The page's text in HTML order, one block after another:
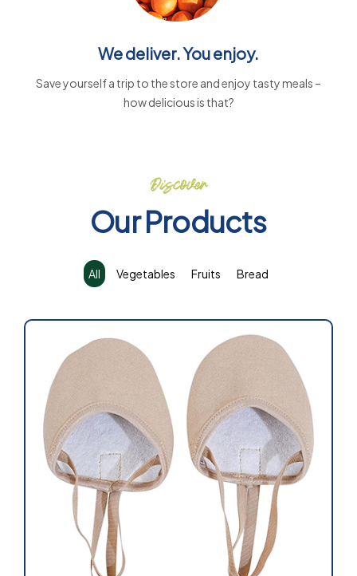
We deliver. You enjoy.
Save yourself a trip to the store and enjoy tasty meals –
how delicious is that?
Discover
Our Products
All Vegetables Fruits Bread